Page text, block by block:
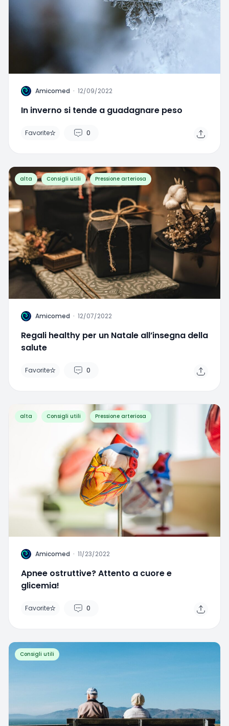
A Amicomed · 12/09/2022
In inverno si tende a guadagnare peso
Favorite 0
alta Consigli utili Pressione arteriosa
A Amicomed · 12/07/2022
Regali healthy per un Natale all’insegna della
salute
Favorite 0
alta Consigli utili Pressione arteriosa
A Amicomed · 11/23/2022
Apnee ostruttive? Attento a cuore e
glicemia!
Favorite 0
Consigli utili